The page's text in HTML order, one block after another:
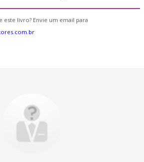
este livro? Envie um email para